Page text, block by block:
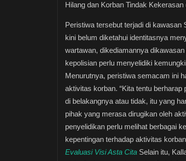
Hilang dan Korban Tindak Kekerasan
Peristiwa tersebut terjadi di kawasan
kini belum diketahui identitasnya
wartawan, dikediamannya
kepolisian perlu menyelidiki
Menurutnya, peristiwa semacam ini
aktivitas korban. “Kita tentu
di belakangnya atau tidak, itu yang
pihak yang merasa dirugikan oleh
penyelidikan perlu melihat berbagai
kepentingan terhadap aktivitas
Evaluasi Visi Asta Cita Selain itu,